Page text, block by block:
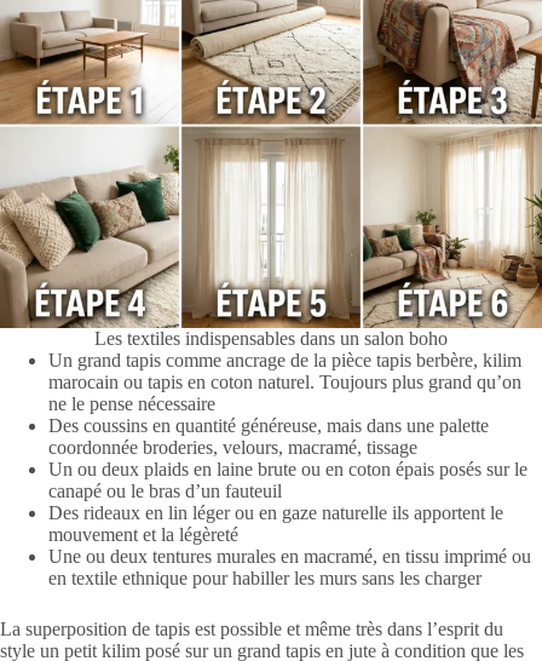
Les textiles indispensables dans un salon boho
Un grand tapis comme ancrage de la pièce tapis berbère, kilim
marocain ou tapis en coton naturel. Toujours plus grand qu’on
ne le pense nécessaire
Des coussins en quantité généreuse, mais dans une palette
coordonnée broderies, velours, macramé, tissage
Un ou deux plaids en laine brute ou en coton épais posés sur le
canapé ou le bras d’un fauteuil
Des rideaux en lin léger ou en gaze naturelle ils apportent le
mouvement et la légèreté
Une ou deux tentures murales en macramé, en tissu imprimé ou
en textile ethnique pour habiller les murs sans les charger
La superposition de tapis est possible et même très dans l’esprit du
style un petit kilim posé sur un grand tapis en jute à condition que les